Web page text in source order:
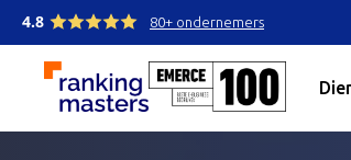
4.8 80+ ondernemers